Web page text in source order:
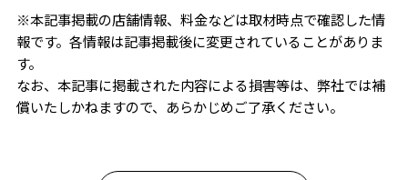
※本記事掲載の店舗情報、料金などは取材時点で確認した情
報です。各情報は記事掲載後に変更されていることがありま
す。
なお、本記事に掲載された内容による損害等は、弊社では補
償いたしかねますので、あらかじめご了承ください。